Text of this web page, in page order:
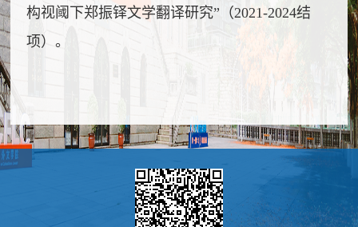
构视阈下郑振铎文学翻译研究”（2021-2024结
项 ）。